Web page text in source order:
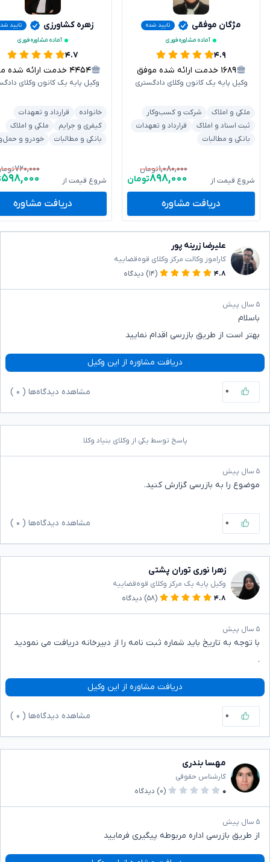
مژگان موفقی
تایید شده
آماده مشاوره فوری
۴.۹
۱۶۸۹ خدمت ارائه شده موفق
وکیل پایه یک کانون وکلای دادگستری
ملکی و املاک
شرکت و کسب‌وکار
ثبت اسناد و املاک
قرارداد و تعهدات
بانکی و مطالبات
شروع قیمت از
۱,۰۸۰,۰۰۰تومان
۸۹۸,۰۰۰تومان
دریافت مشاوره
زهره کشاورزی
تایید
آماده مشاوره فوری
۴.۷
۴۴۵۴ خدمت ارائه شده موفق
وکیل پایه یک کانون وکلای
خانواده
قرارداد و تعهدات
کیفری و جرایم
ملکی و املاک
بانکی و مطالبات
خودرو و
شروع قیمت از
۷۲۰,۰۰۰
۵۹۸,۰۰۰
دریافت مشاوره
علیرضا زرینه پور
کاراموز وکالت مرکز وکلای قوه‌قضاییه
۴.۸
(۱۴) دیدگاه
۵ سال پیش
باسلام
بهتر است از طریق بازرسی اقدام نمایید
دریافت مشاوره از این وکیل
۰ مشاهده دیدگاه‌ها ( ۰
پاسخ توسط یکی از وکلای بنیاد وکلا
۵ سال پیش
موضوع را به بازرسی گزارش کنید.
۰ مشاهده دیدگاه‌ها ( ۰
زهرا نوری توران پشتی
وکیل پایه یک مرکز وکلای قوه‌قضاییه
۴.۸
(۵۸) دیدگاه
۵ سال پیش
با توجه به تاریخ باید شماره ثبت نامه را از دبیرخانه دریافت می نمودید
.
دریافت مشاوره از این وکیل
۰ مشاهده دیدگاه‌ها ( ۰
مهسا بندری
کارشناس حقوقی
۰
(۰) دیدگاه
۵ سال پیش
از طریق بازرسی اداره مربوطه پیگیری فرمایید